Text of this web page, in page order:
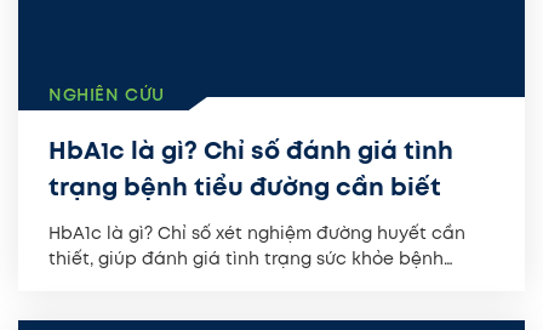
NGHIÊN CỨU
HbA1c là gì? Chỉ số đánh giá tình
trạng bệnh tiểu đường cần biết
HbA1c là gì? Chỉ số xét nghiệm đường huyết cần
thiết, giúp đánh giá tình trạng sức khỏe bệnh